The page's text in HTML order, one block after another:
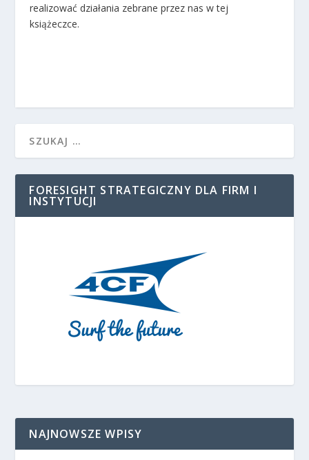
realizować działania zebrane przez nas w tej
książeczce.
FORESIGHT STRATEGICZNY DLA FIRM I
INSTYTUCJI
NAJNOWSZE WPISY